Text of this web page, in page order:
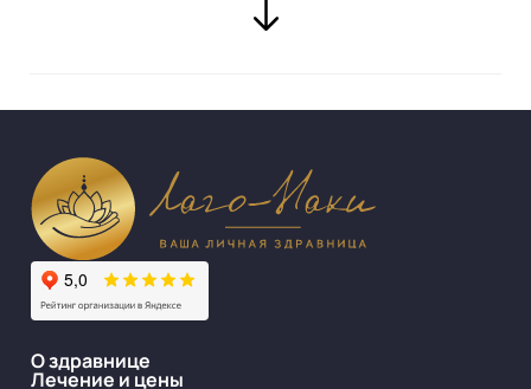
О здравнице
Лечение и цены